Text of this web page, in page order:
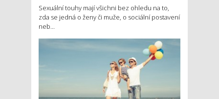
Sexuální touhy mají všichni bez ohledu na to,
zda se jedná o ženy či muže, o sociální postavení
neb...